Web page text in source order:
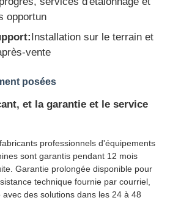
opportun
Installation sur le terrain et
vente
posées
et la garantie et le service
professionnels d'équipements
sont garantis pendant 12 mois
Garantie prolongée disponible pour
technique fournie par courriel,
des solutions dans les 24 à 48